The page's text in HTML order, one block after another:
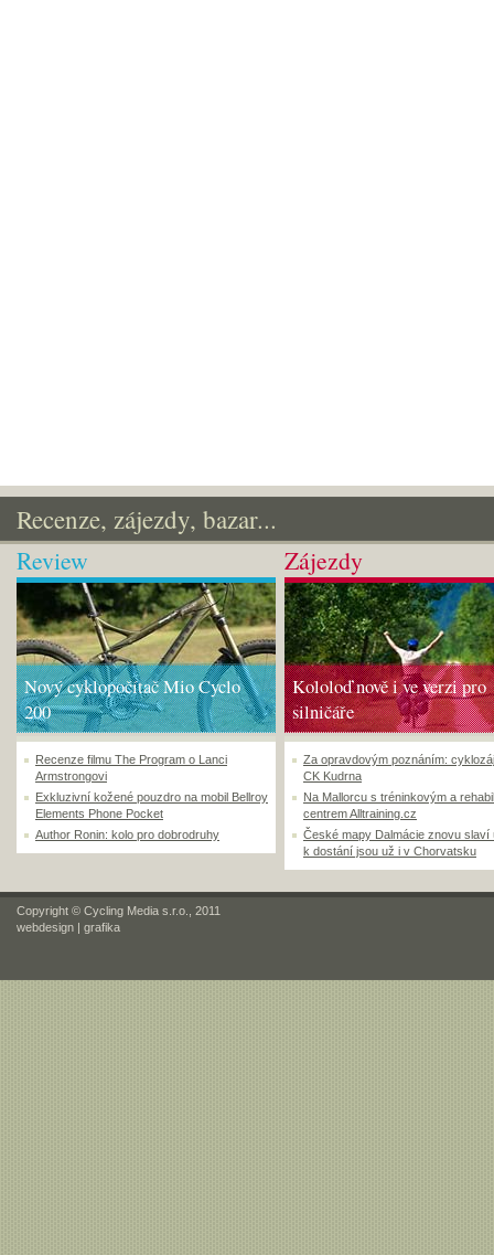
Recenze, zájezdy, bazar...
Review
Nový cyklopočítač Mio Cyclo
200
Recenze filmu The Program o Lanci
Armstrongovi
Exkluzivní kožené pouzdro na mobil Bellroy
Elements Phone Pocket
Author Ronin: kolo pro dobrodruhy
Zájezdy
Kololoď nově i ve verzi pro
silničáře
Za opravdovým poznáním:
CK Kudrna
Na Mallorcu s tréninkovým a
centrem Alltraining.cz
České mapy Dalmácie znovu slaví
k dostání jsou už i v Chorvatsku
Copyright © Cycling Media s.r.o., 2011
webdesign | grafika